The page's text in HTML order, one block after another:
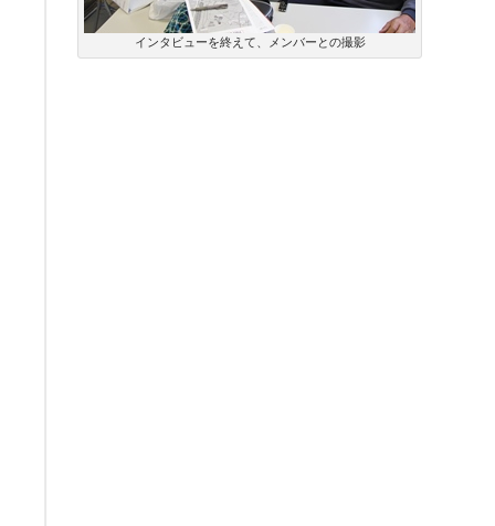
インタビューを終えて、メンバーとの撮影